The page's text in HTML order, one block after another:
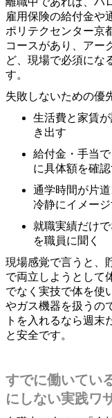
雇用保険の給付金や
ポリテクセンター京
コースがあり、アー
ど、現場で必須にな
す。
失敗しないための優
生活費と家賃
き出す
給付金・手当
に具体額を確認
通学時間が片
冷静にイメージ
就職実績だけ
を職員に聞く
現場感覚で言うと、
で両立しようとして
でなく実技で体を使
やガス機器を扱うの
トを入れるなら週末
と安全です。
すでに働いてい
にしない実践ワ